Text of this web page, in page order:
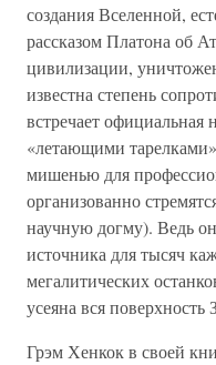
создания Вселенной,
рассказом Платона об
цивилизации,
известна степень
встречает официальная
«летающими
мишенью для
организованно
научную догму). Ведь
источника для тысяч
мегалитических
усеяна вся поверхность
Грэм Хенкок в своей